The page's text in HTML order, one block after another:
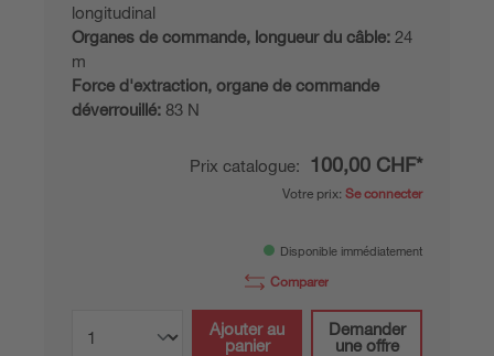
longitudinal
Organes de commande, longueur du câble: 24
m
Force d'extraction, organe de commande
déverrouillé: 83 N
Prix catalogue: 100,00 CHF*
Votre prix: Se connecter
Disponible immédiatement
Comparer
Ajouter au
panier
Demander
une offre